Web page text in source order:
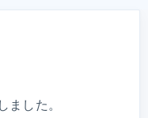
ました。